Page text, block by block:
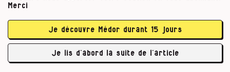
l’explique Frans Muller, CEO d’Ahold Delhaize,
de« répondre aux besoins des clients »et d’« aider
le client à gérer son budget ». Autant prévenir,
Merci
Je découvre Médor durant 15 jours
Je lis d’abord la suite de l’article